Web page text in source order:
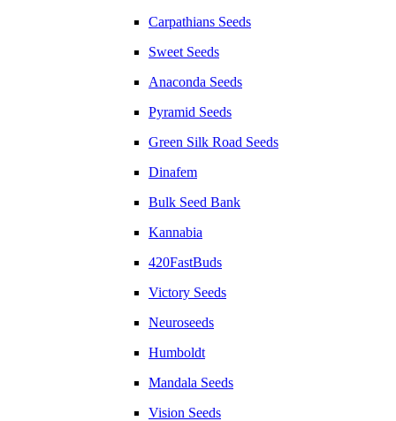
Carpathians Seeds
Sweet Seeds
Anaconda Seeds
Pyramid Seeds
Green Silk Road Seeds
Dinafem
Bulk Seed Bank
Kannabia
420FastBuds
Victory Seeds
Neuroseeds
Humboldt
Mandala Seeds
Vision Seeds